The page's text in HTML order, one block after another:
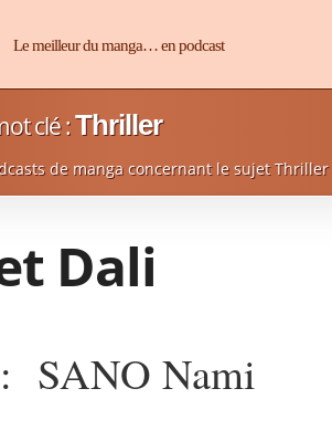
Chan
Le meilleur du manga… en podcast
clé :Thriller
de manga concernant le sujet
Dali
SANO Nami